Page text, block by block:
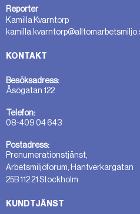
Reporter
Kamilla Kvarntorp
KONTAKT
Besöksadress:
Åsögatan 122
Telefon:
08-409 04 643
Postadress:
Prenumerationstjänst,
Arbetsmiljöforum, Hantverkargatan
25B 112 21 Stockholm
KUNDTJÄNST